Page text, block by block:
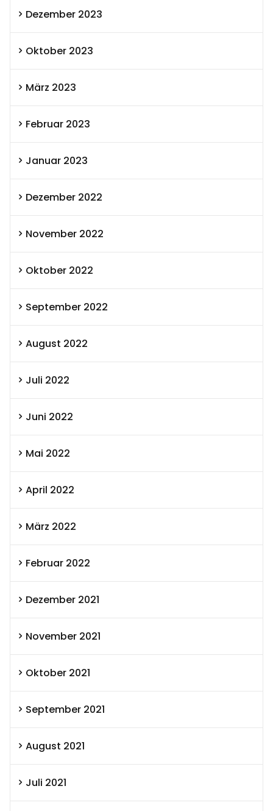
Dezember 2023
Oktober 2023
März 2023
Februar 2023
Januar 2023
Dezember 2022
November 2022
Oktober 2022
September 2022
August 2022
Juli 2022
Juni 2022
Mai 2022
April 2022
März 2022
Februar 2022
Dezember 2021
November 2021
Oktober 2021
September 2021
August 2021
Juli 2021